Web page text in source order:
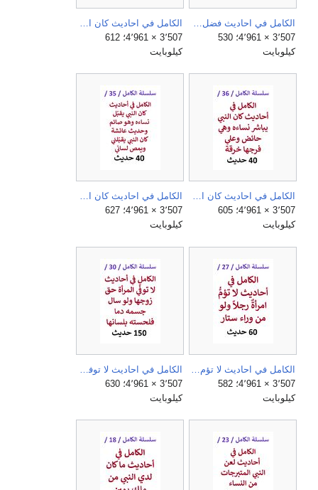
3٬507 × 4٬961؛ 530
كيلوبايت
3٬507 × 4٬961؛ 612
كيلوبايت
الكامل في احاديث كان النبي يباشر نساءه وهي حائض وعلي فرجها خرقة.jpg
3٬507 × 4٬961؛ 605
كيلوبايت
الكامل في احاديث كان النبي يقبّل نساءه وهو صائم وحديث عائشة كان النبي يقبّلني ويمص لساني.jpg
3٬507 × 4٬961؛ 627
كيلوبايت
3٬507 × 4٬961؛ 582
كيلوبايت
3٬507 × 4٬961؛ 630
كيلوبايت